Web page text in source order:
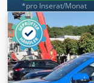
*pro Inserat/Monat